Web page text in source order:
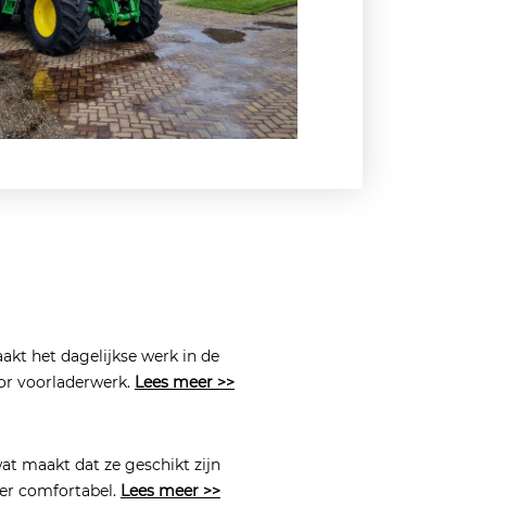
het dagelijkse werk in de
voorladerwerk. Lees meer >>
maakt dat ze geschikt zijn
comfortabel. Lees meer >>